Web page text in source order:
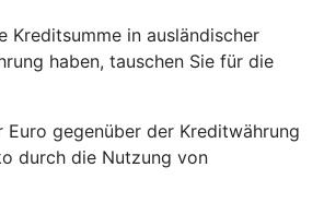
Kreditsumme in ausländischer
haben, tauschen Sie für die
gegenüber der Kreditwährung
durch die Nutzung von